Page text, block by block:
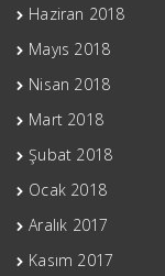
Haziran 2018
Mayıs 2018
Nisan 2018
Mart 2018
Şubat 2018
Ocak 2018
Aralık 2017
Kasım 2017